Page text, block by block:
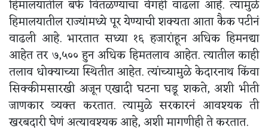
हिमालयातील बर्फ वितळण्याचा वेगही वाढला आहे. त्यामुळे
हिमालयातील राज्यांमध्ये पूर येण्याची शक्यता आता कैक पटीनं
वाढली आहे. भारतात सध्या १६ हजारांहून अधिक हिमनद्या
आहेत तर ७,५०० हुन अधिक हिमतलाव आहेत. त्यातील काही
तलाव धोक्याच्या स्थितीत आहेत. त्यांच्यामुळे केदारनाथ किंवा
सिक्कीमसारखी अजून एखादी घटना घडू शकते, अशी भीती
जाणकार व्यक्त करतात. त्यामुळे सरकारनं आवश्यक ती
खरबदारी घेणं अत्यावश्यक आहे, अशी मागणीही ते करतात.